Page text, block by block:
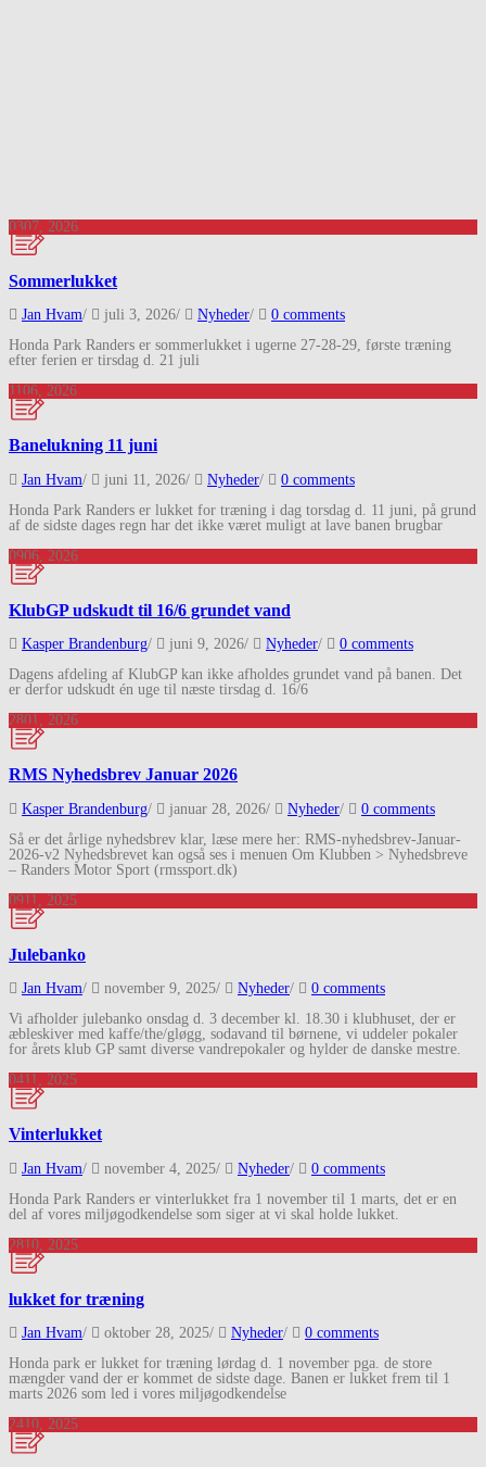
0307, 2026
Sommerlukket
Jan Hvam/ juli 3, 2026/ Nyheder/
0 comments
Honda Park Randers er sommerlukket i ugerne 27-28-29, første træning
efter ferien er tirsdag d. 21 juli
1106, 2026
Banelukning 11 juni
Jan Hvam/ juni 11, 2026/ Nyheder/
0 comments
Honda Park Randers er lukket for træning i dag torsdag d. 11 juni, på grund
af de sidste dages regn har det ikke været muligt at lave banen brugbar
0906, 2026
KlubGP udskudt til 16/6 grundet vand
Kasper Brandenburg/ juni 9, 2026/ Nyheder/
0 comments
Dagens afdeling af KlubGP kan ikke afholdes grundet vand på banen. Det
er derfor udskudt én uge til næste tirsdag d. 16/6
2801, 2026
RMS Nyhedsbrev Januar 2026
Kasper Brandenburg/ januar 28, 2026/ Nyheder/
0 comments
Så er det årlige nyhedsbrev klar, læse mere her: RMS-nyhedsbrev-Januar-
2026-v2 Nyhedsbrevet kan også ses i menuen Om Klubben > Nyhedsbreve
– Randers Motor Sport (rmssport.dk)
0911, 2025
Julebanko
Jan Hvam/ november 9, 2025/ Nyheder/
0 comments
Vi afholder julebanko onsdag d. 3 december kl. 18.30 i klubhuset, der er
æbleskiver med kaffe/the/gløgg, sodavand til børnene, vi uddeler pokaler
for årets klub GP samt diverse vandrepokaler og hylder de danske mestre.
0411, 2025
Vinterlukket
Jan Hvam/ november 4, 2025/ Nyheder/
0 comments
Honda Park Randers er vinterlukket fra 1 november til 1 marts, det er en
del af vores miljøgodkendelse som siger at vi skal holde lukket.
2810, 2025
lukket for træning
Jan Hvam/ oktober 28, 2025/ Nyheder/
0 comments
Honda park er lukket for træning lørdag d. 1 november pga. de store
mængder vand der er kommet de sidste dage. Banen er lukket frem til 1
marts 2026 som led i vores miljøgodkendelse
2410, 2025